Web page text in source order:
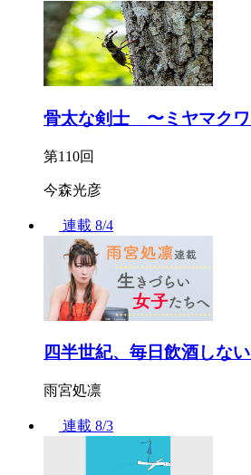
骨太な剣士 〜ミヤマクワ
第110回
今森光彦
連載 8/4
四半世紀、毎日飲酒しな
雨宮処凛
連載 8/3